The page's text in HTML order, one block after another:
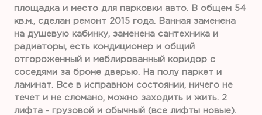
площадка и место для парковки авто. В общем 54
кв.м., сделан ремонт 2015 года. Ванная заменена
на душевую кабинку, заменена сантехника и
радиаторы, есть кондиционер и общий
отгороженный и меблированный коридор с
соседями за броне дверью. На полу паркет и
ламинат. Все в исправном состоянии, ничего не
течет и не сломано, можно заходить и жить. 2
лифта - грузовой и обычный (все лифты новые).